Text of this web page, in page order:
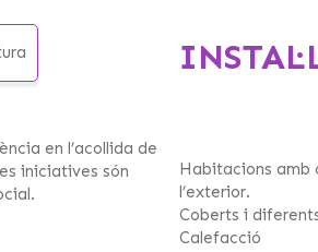
en l’acollida de
iniciatives són
Habitacions amb
l’exterior.
Coberts i
Calefacció